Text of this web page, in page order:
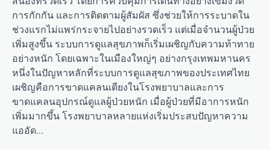
การกักกัน และการติดตามผู้สัมผัส ซึ่งช่วยให้การระบาดใน
ช่วงแรกไม่แพร่กระจายไปอย่างรวดเร็ว แต่เมื่อจำนวนผู้ป่วย
เพิ่มสูงขึ้น ระบบการดูแลสุขภาพก็เริ่มเผชิญกับความท้าทาย
อย่างหนัก โดยเฉพาะในเมืองใหญ่ๆ อย่างกรุงเทพมหานคร
หนึ่งในปัญหาหลักที่ระบบการดูแลสุขภาพของประเทศไทย
เผชิญคือการขาดแคลนเตียงในโรงพยาบาลและการ
ขาดแคลนอุปกรณ์ดูแลผู้ป่วยหนัก เมื่อผู้ป่วยที่มีอาการหนัก
เพิ่มมากขึ้น โรงพยาบาลหลายแห่งเริ่มประสบปัญหาความ
แออัด…